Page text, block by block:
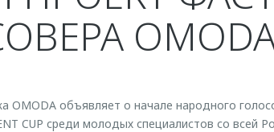
объявляет о начале народного
CUP среди молодых специалистов со всей